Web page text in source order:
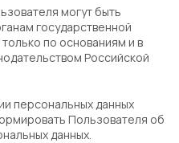
могут быть
государственной
по основаниям и в
Российской
персональных данных
Пользователя об
данных.